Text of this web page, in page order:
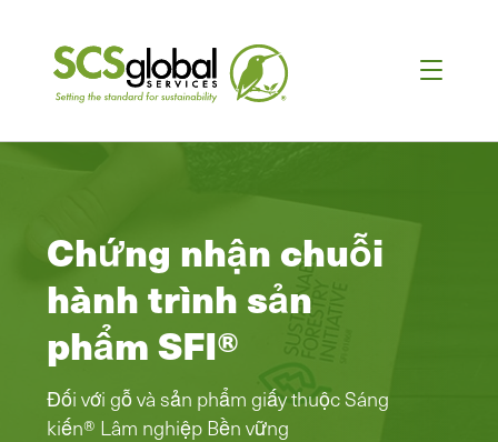
Chứng nhận chuỗi
hành trình sản
phẩm SFI®
Đối với gỗ và sản phẩm giấy thuộc Sáng
kiến® Lâm nghiệp Bền vững